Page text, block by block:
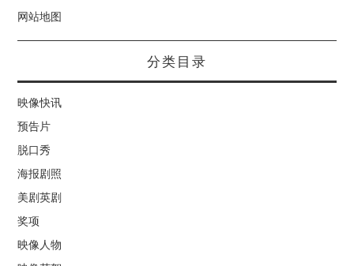
网站地图
分类目录
映像快讯
预告片
脱口秀
海报剧照
美剧英剧
奖项
映像人物